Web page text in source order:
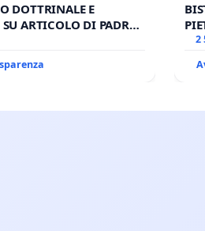
DOTTRINALE E
ARTICOLO DI PADRE
2